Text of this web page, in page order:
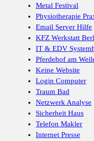
Metal Festival
Physiotherapie
Email Server Hilfe
KFZ Werkstatt
IT & EDV
Pferdehof am
Keine Website
Login Computer
Traum Bad
Netzwerk Analyse
Sicherheit Haus
Telefon Makler
Internet Presse